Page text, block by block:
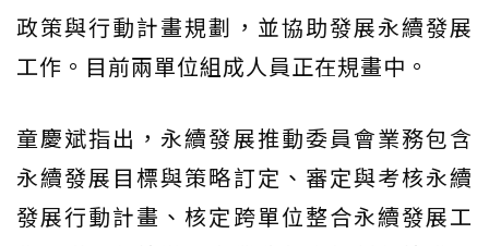
政策與行動計畫規劃，並協助發展永續發展
工作。目前兩單位組成人員正在規畫中。
童慶斌指出，永續發展推動委員會業務包含
永續發展目標與策略訂定、審定與考核永續
發展行動計畫、核定跨單位整合永續發展工